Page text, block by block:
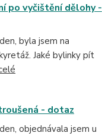
po vyčištění dělohy -
byla jsem na
Jaké bylinky pít
- dotaz
objednávala jsem u